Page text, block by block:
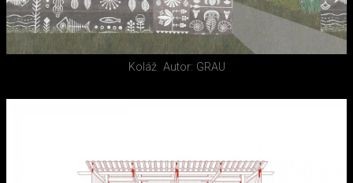
Koláž Autor: GRAU